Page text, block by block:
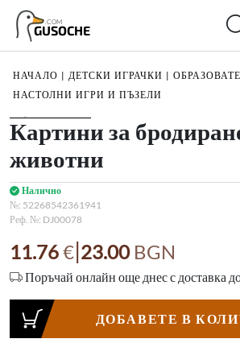
GUSOCHE
.COM
НАЧАЛО | ДЕТСКИ ИГРАЧКИ |
НАСТОЛНИ ИГРИ И ПЪЗЕЛИ
1/4
Картини за
животни
Налично
№: 52268542361941
Реф. №: DJ00078
11.76€|23.00 BGN
Поръчай онлайн още днес с доставка
ДОБАВЕТЕ В